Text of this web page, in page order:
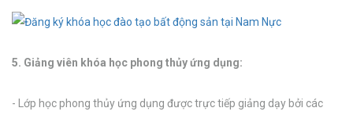
5. Giảng viên khóa học phong thủy ứng dụng:
- Lớp học phong thủy ứng dụng được trực tiếp giảng dạy bởi các